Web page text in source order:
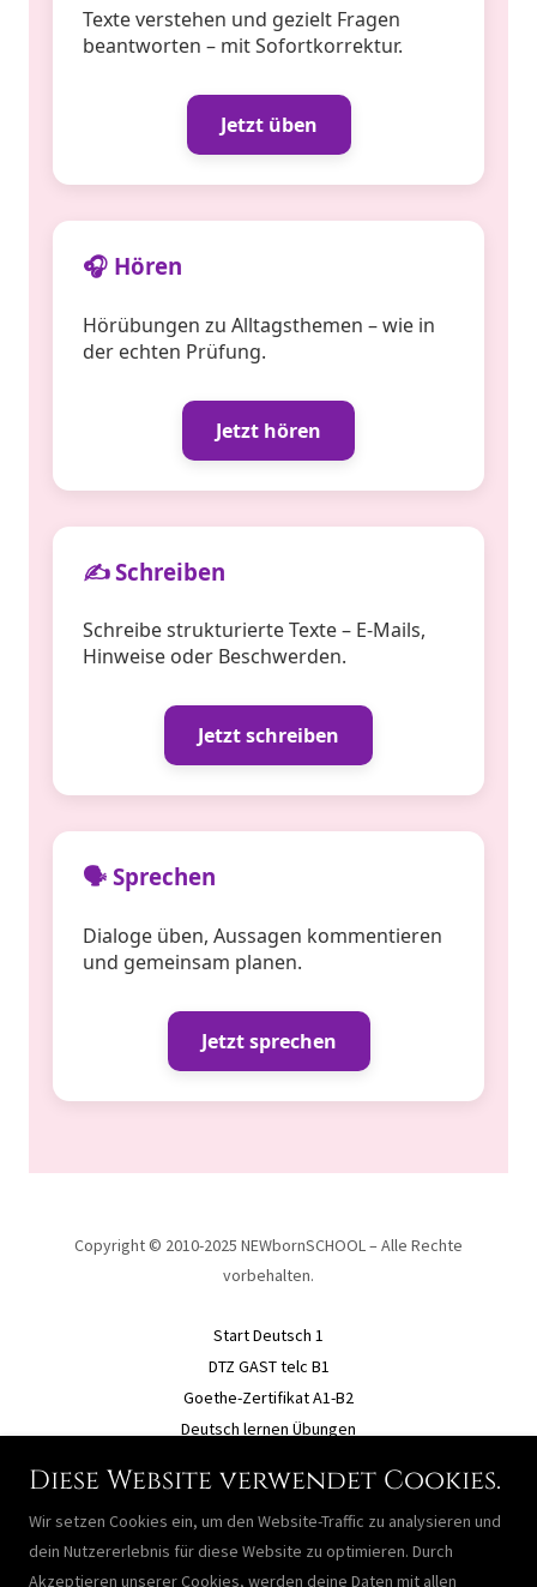
Copyright © 2010-2025 NEWbornSCHOOL – Alle Rechte
vorbehalten.
Start Deutsch 1
DTZ GAST telc B1
Goethe-Zertifikat A1-B2
Deutsch lernen Übungen
Kontaktiere uns
Impressum / Kontakt
Datenschutzbestimmungen
Diese Website verwendet Cookies.
Wir setzen Cookies ein, um den Website-Traffic zu analysieren und
dein Nutzererlebnis für diese Website zu optimieren. Durch
Akzeptieren unserer Cookies, werden deine Daten mit allen